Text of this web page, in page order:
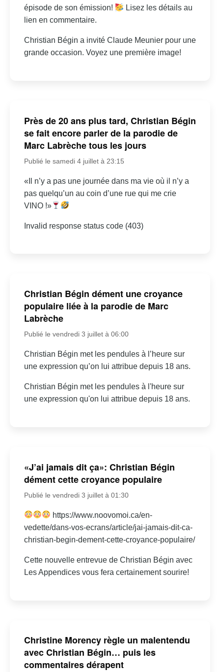
épisode de son émission!
Lisez les détails au
lien en commentaire.
Christian Bégin a invité Claude Meunier pour une
grande occasion. Voyez une première image!
Près de 20 ans plus tard, Christian Bégin
se fait encore parler de la parodie de
Marc Labrèche tous les jours
Publié le samedi 4 juillet à 23:15
«Il n’y a pas une journée dans ma vie où il n’y a
pas quelqu’un au coin d’une rue qui me crie
VINO !»
Invalid response status code (403)
Christian Bégin dément une croyance
populaire liée à la parodie de Marc
Labrèche
Publié le vendredi 3 juillet à 06:00
Christian Bégin met les pendules à l’heure sur
une expression qu’on lui attribue depuis 18 ans.
Christian Bégin met les pendules à l'heure sur
une expression qu'on lui attribue depuis 18 ans.
«J’ai jamais dit ça»: Christian Bégin
dément cette croyance populaire
Publié le vendredi 3 juillet à 01:30
https://www.noovomoi.ca/en-
vedette/dans-vos-ecrans/article/jai-jamais-dit-ca-
christian-begin-dement-cette-croyance-populaire/
Cette nouvelle entrevue de Christian Bégin avec
Les Appendices vous fera certainement sourire!
Christine Morency règle un malentendu
avec Christian Bégin… puis les
commentaires dérapent